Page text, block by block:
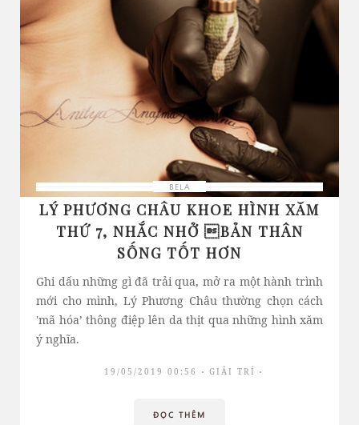
BELA
LÝ PHƯƠNG CHÂU KHOE HÌNH XĂM
THỨ 7, NHẮC NHỞ BẢN THÂN
SỐNG TỐT HƠN
Ghi dấu những gì đã trải qua, mở ra một hành trình
mới cho mình, Lý Phương Châu thường chọn cách
'mã hóa’ thông điệp lên da thịt qua những hình xăm
ý nghĩa.
19/05/2019 00:56 GIẢI TRÍ
ĐỌC THÊM